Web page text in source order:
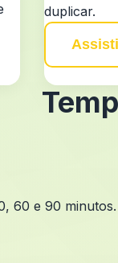
duplicar.
60 e 90 minutos.